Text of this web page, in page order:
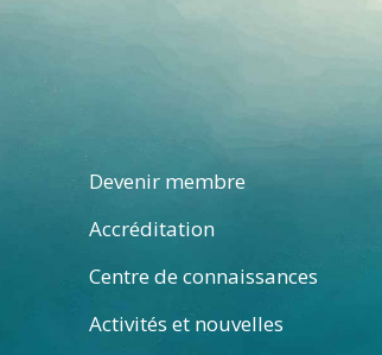
Devenir membre
Accréditation
Centre de connaissances
Activités et nouvelles